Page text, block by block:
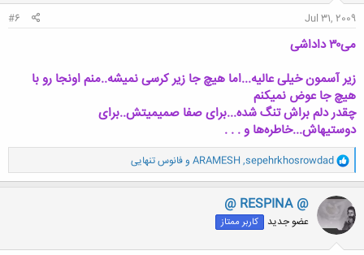
Jul 31, 2009
#6
می‌۳۰ داداشی
زیر آسمون خیلی‌ عالیه...اما هیچ جا زیر کرسی نمیشه..منم اونجا رو با
هیچ جا عوض نمیکنم
چقدر دلم براش تنگ شده...برای صفا صمیمیتش..برای
دوستیهاش...خاطره‌ها و . . .
و
ا
ک
ن
ش
ه
ا
sepehrkhosrowdad
,
ARAMESH وفانوس تنهایی
@ RESPINA @
عضو جدید کاربر ممتاز